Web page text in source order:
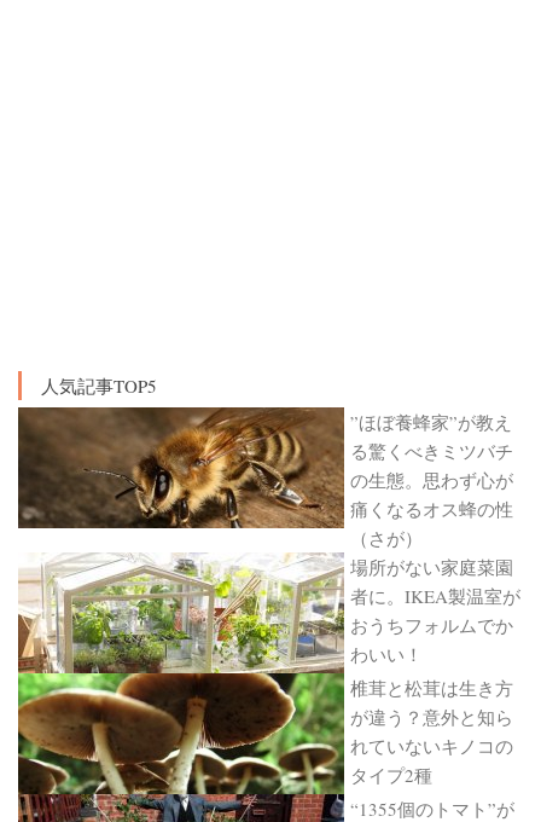
人気記事TOP5
”ほぼ養蜂家”が教え
る驚くべきミツバチ
の生態。思わず心が
痛くなるオス蜂の性
（さが）
場所がない家庭菜園
者に。IKEA製温室が
おうちフォルムでか
わいい！
椎茸と松茸は生き方
が違う？意外と知ら
れていないキノコの
タイプ2種
“1355個のトマト”が